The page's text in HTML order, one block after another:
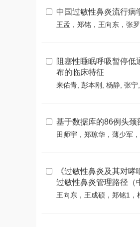
中国过敏性鼻炎流行病
王孟，郑铭，王向东，张罗
阻塞性睡眠呼吸暂停低
布的临床特征
来佑青, 彭本刚, 杨静, 张宁
基于数据库的86例头
田师宇，郑琼华，薄少军
《过敏性鼻炎及其对
过敏性鼻炎管理路径（
王向东，王成硕，郑铭1，